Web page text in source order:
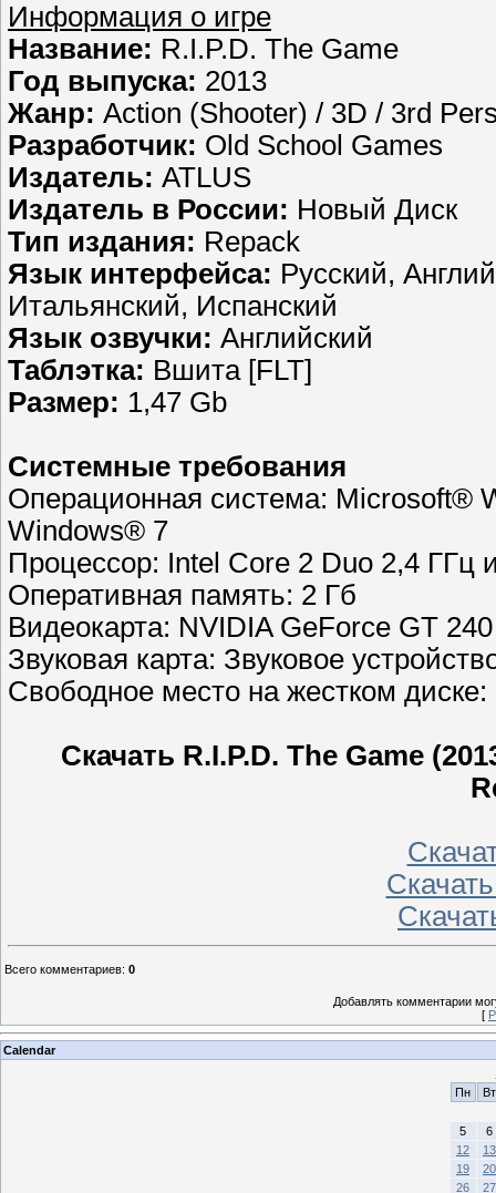
Информация о игре
Название: R.I.P.D. The Game
Год выпуска: 2013
Жанр: Action (Shooter) / 3D / 3rd
Разработчик: Old School Games
Издатель: ATLUS
Издатель в России: Новый Диск
Тип издания: Repack
Язык интерфейса: Русский,
Итальянский, Испанский
Язык озвучки: Английский
Таблэтка: Вшита [FLT]
Размер: 1,47 Gb
Системные требования
Операционная система: Microsoft®
Windows® 7
Процессор: Intel Core 2 Duo 2,4 ГГц
Оперативная память: 2 Гб
Видеокарта: NVIDIA GeForce GT
Звуковая карта: Звуковое
Свободное место на жестком диске:
Скачать R.I.P.D. The Game
Всего комментариев: 0
Добавлять комментарии
[
Calendar
Пн
Вт
5
6
12
13
19
20
26
27